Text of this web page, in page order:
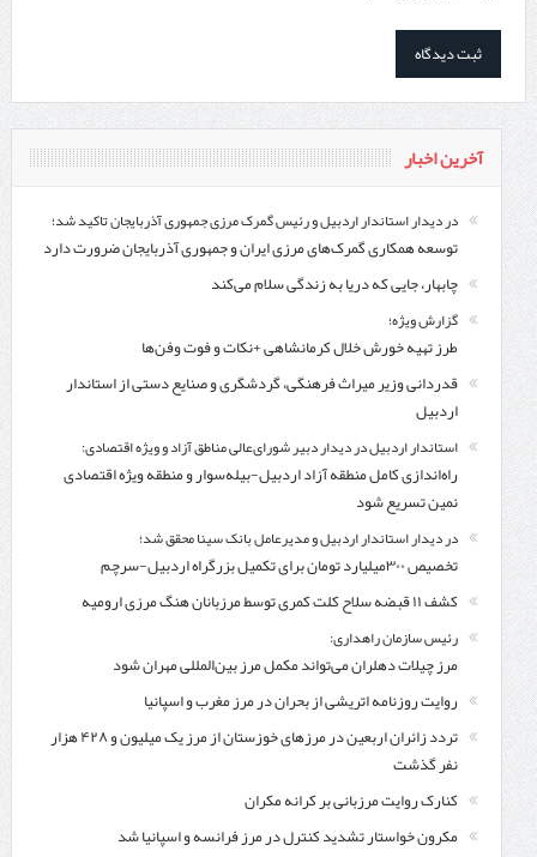
آخرین اخبار
در دیدار استاندار اردبیل و رئیس گمرک مرزی جمهوری آذربایجان تاکید شد؛
توسعه همکاری گمرک‌های مرزی ایران و جمهوری آذربایجان ضرورت دارد
چابهار، جایی که دریا به زندگی سلام می‌کند
گزارش ویژه؛
طرز تهیه خورش خلال کرمانشاهی +نکات و فوت وفن‌ها
قدردانی وزیر میراث فرهنگی، گردشگری و صنایع دستی از استاندار
اردبیل
استاندار اردبیل در دیدار دبیر شورای‌عالی مناطق آزاد و ویژه اقتصادی:
راه‌اندازی کامل منطقه آزاد اردبیل-بیله‌سوار و منطقه ویژه اقتصادی
نمین تسریع شود
در دیدار استاندار اردبیل و مدیرعامل بانک سینا محقق شد؛
تخصیص ۳۰۰میلیارد تومان برای تکمیل بزرگراه اردبیل-سرچم
کشف ۱۱ قبضه سلاح کلت کمری توسط مرزبانان هنگ مرزی ارومیه
رئیس سازمان راهداری:
مرز چیلات دهلران می‌تواند مکمل مرز بین‌المللی مهران شود
روایت روزنامه اتریشی از بحران در مرز مغرب و اسپانیا
تردد زائران اربعین در مرزهای خوزستان از مرز یک میلیون و ۴۲۸ هزار
نفر گذشت
کنارک روایت مرزبانی بر کرانه مکران
مکرون خواستار تشدید کنترل‌ در مرز فرانسه و اسپانیا شد